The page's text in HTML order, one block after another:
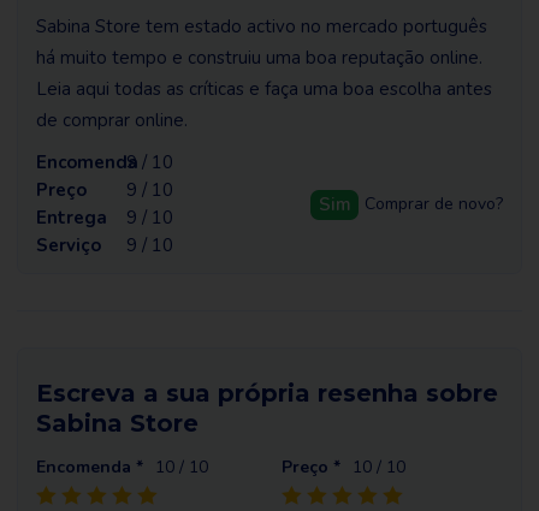
Sabina Store tem estado activo no mercado português
há muito tempo e construiu uma boa reputação online.
Leia aqui todas as críticas e faça uma boa escolha antes
de comprar online.
Encomenda9 / 10
Preço
9 / 10
Entrega
9 / 10
Serviço
9 / 10
Sim Comprar de novo?
Escreva a sua própria resenha sobre
Sabina Store
Encomenda * 10 / 10 Preço * 10 / 10